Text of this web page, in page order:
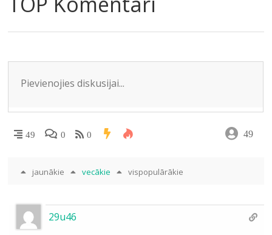
m o
k
as
s
ni
ki
p
49 0 0 49
jaunākie vecākie vispopulārākie
29u46